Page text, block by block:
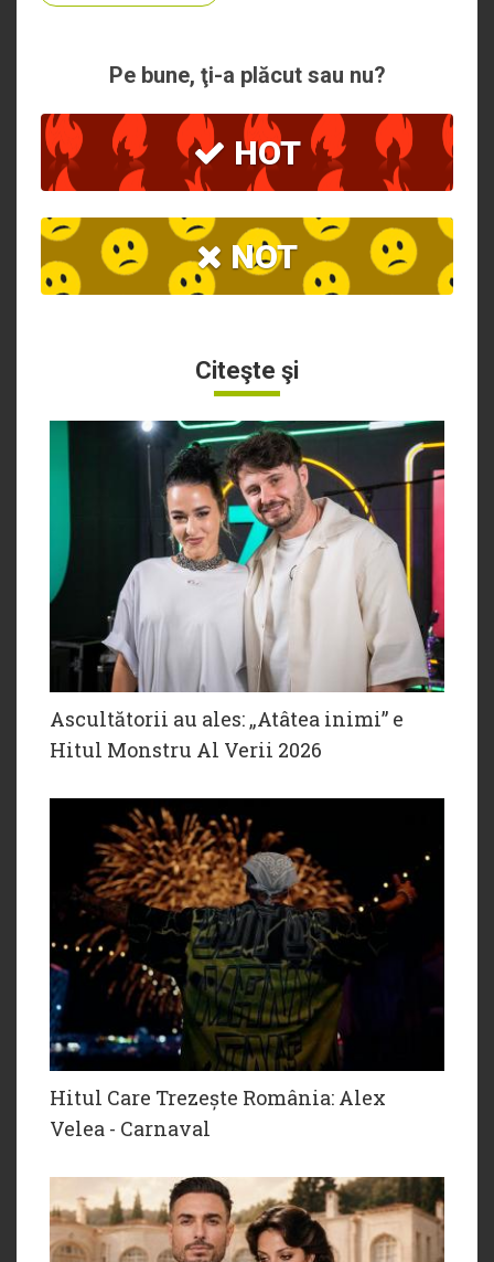
Pe bune, ţi-a plăcut sau nu?
HOT
NOT
Citeşte şi
Ascultătorii au ales: „Atâtea inimi” e
Hitul Monstru Al Verii 2026
Hitul Care Trezește România: Alex
Velea - Carnaval